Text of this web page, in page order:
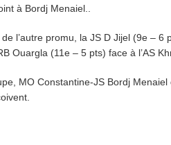
à Bordj Menaiel..
l’autre promu, la JS D Jijel (9e –
Ouargla (11e – 5 pts) face à l’AS
MO Constantine-JS Bordj